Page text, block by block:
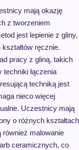
mają okazję
z tworzeniem
jest lepienie z gliny,
ręcznie.
pracy z gliną, takich
techniki łączenia
techniką jest
nieco więcej
Uczestnicy mają
o różnych kształtach
malowanie
ceramicznych, co